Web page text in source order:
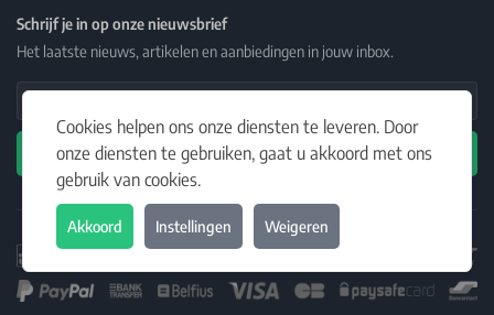
Cookies helpen ons onze diensten te leveren. Door
onze diensten te gebruiken, gaat u akkoord met ons
gebruik van cookies.
Akkoord Instellingen Weigeren
Schrijf je in op onze nieuwsbrief
Het laatste nieuws, artikelen en aanbiedingen in jouw inbox.
Email Address
Abonneren